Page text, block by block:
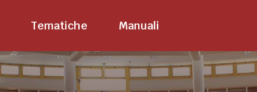
Tematiche Manuali